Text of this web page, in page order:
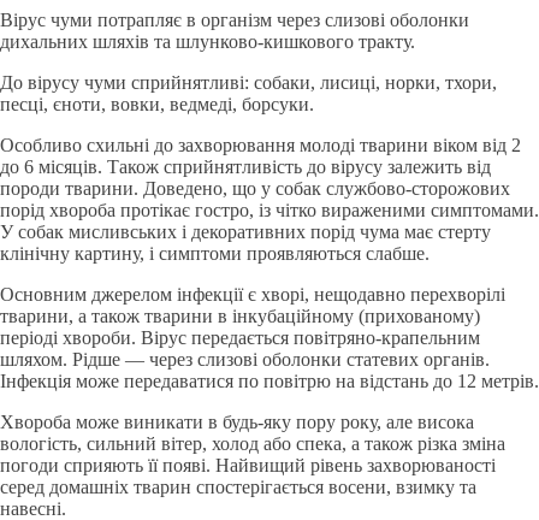
Вірус чуми потрапляє в організм через слизові оболонки
дихальних шляхів та шлунково-кишкового тракту.
До вірусу чуми сприйнятливі: собаки, лисиці, норки, тхори,
песці, єноти, вовки, ведмеді, борсуки.
Особливо схильні до захворювання молоді тварини віком від 2
до 6 місяців. Також сприйнятливість до вірусу залежить від
породи тварини. Доведено, що у собак службово-сторожових
порід хвороба протікає гостро, із чітко вираженими симптомами.
У собак мисливських і декоративних порід чума має стерту
клінічну картину, і симптоми проявляються слабше.
Основним джерелом інфекції є хворі, нещодавно перехворілі
тварини, а також тварини в інкубаційному (прихованому)
періоді хвороби. Вірус передається повітряно-крапельним
шляхом. Рідше — через слизові оболонки статевих органів.
Інфекція може передаватися по повітрю на відстань до 12 метрів.
Хвороба може виникати в будь-яку пору року, але висока
вологість, сильний вітер, холод або спека, а також різка зміна
погоди сприяють її появі. Найвищий рівень захворюваності
серед домашніх тварин спостерігається восени, взимку та
навесні.